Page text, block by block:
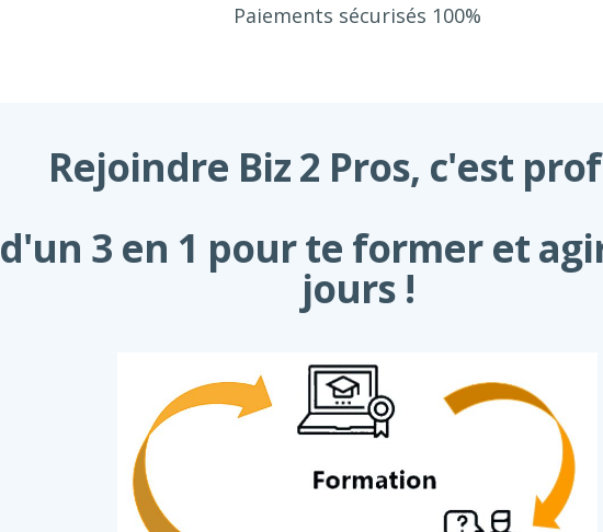
Paiements sécurisés 100%
Rejoindre Biz 2 Pros, c'est
d'un 3 en 1 pour te former et
jours !